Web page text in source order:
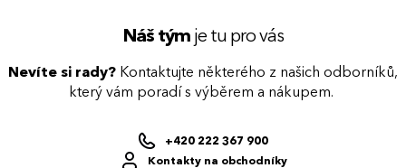
Náš týmje tu pro vás
Nevíte si rady? Kontaktujte některého z našich odborníků,
který vám poradí s výběrem a nákupem.
+420 222 367 900
Kontakty na obchodníky